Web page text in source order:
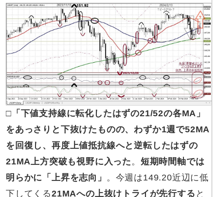
□ 「下値支持線に転化したはずの21/52の各MA」
をあっさりと下抜けたものの、わずか1週で52MA
を回復し、再度上値抵抗線へと逆転したはずの
21MA上方突破も視野に入った。 短期時間軸では
明らかに「上昇を志向」 。今週は149.20近辺に低
下してくる21MAへの上抜けトライが先行する と